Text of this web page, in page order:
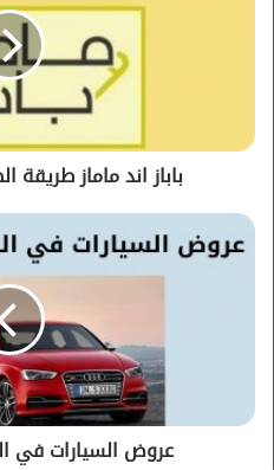
باباز اند ماماز
عروض
السيارات
عروض السيارات في